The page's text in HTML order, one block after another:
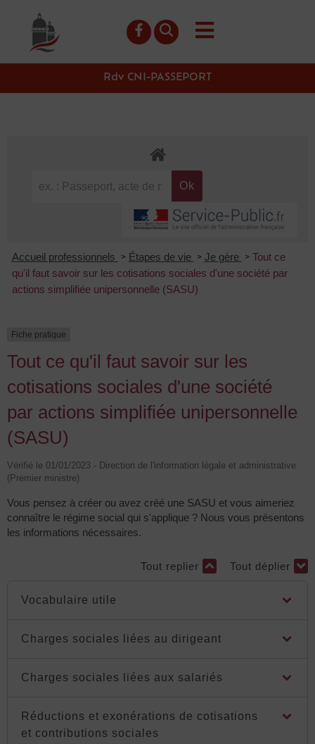
principal
Rdv CNI-PASSEPORT
Accueil professionnels > Étapes de vie > Je gère > Tout ce
qu'il faut savoir sur les cotisations sociales d'une société par
actions simplifiée unipersonnelle (SASU)
Fiche pratique
Tout ce qu'il faut savoir sur les
cotisations sociales d'une société
par actions simplifiée unipersonnelle
(SASU)
Vérifié le 01/01/2023 - Direction de l'information légale et administrative
(Premier ministre)
Vous pensez à créer ou avez créé une SASU et vous aimeriez
connaître le régime social qui s'applique ? Nous vous présentons
les informations nécessaires.
Tout replier Tout déplier
Vocabulaire utile
Charges sociales liées au dirigeant
Charges sociales liées aux salariés
Réductions et exonérations de cotisations
et contributions sociales